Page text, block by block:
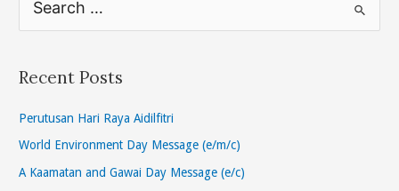
r
h
f
o
Recent Posts
Perutusan Hari Raya Aidilfitri
World Environment Day Message (e/m/c)
A Kaamatan and Gawai Day Message (e/c)